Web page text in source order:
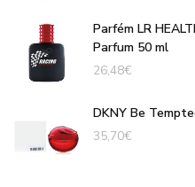
Parfém LR
Parfum 50 ml
26,48€
DKNY Be
35,70€